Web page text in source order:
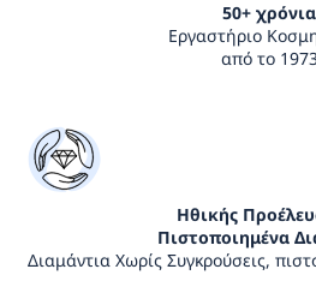
50+ χρόνια
Εργαστήριο
από το
Ηθικής
Πιστοποιημένα
Διαμάντια Χωρίς Συγκρούσεις,